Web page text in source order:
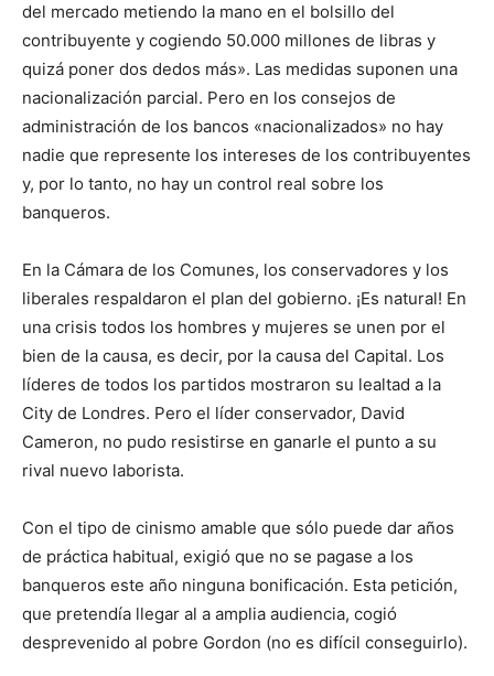
del mercado metiendo la mano en el bolsillo del
contribuyente y cogiendo 50.000 millones de libras y
quizá poner dos dedos más». Las medidas suponen una
nacionalización parcial. Pero en los consejos de
administración de los bancos «nacionalizados» no hay
nadie que represente los intereses de los contribuyentes
y, por lo tanto, no hay un control real sobre los
banqueros.
En la Cámara de los Comunes, los conservadores y los
liberales respaldaron el plan del gobierno. ¡Es natural! En
una crisis todos los hombres y mujeres se unen por el
bien de la causa, es decir, por la causa del Capital. Los
líderes de todos los partidos mostraron su lealtad a la
City de Londres. Pero el líder conservador, David
Cameron, no pudo resistirse en ganarle el punto a su
rival nuevo laborista.
Con el tipo de cinismo amable que sólo puede dar años
de práctica habitual, exigió que no se pagase a los
banqueros este año ninguna bonificación. Esta petición,
que pretendía llegar al a amplia audiencia, cogió
desprevenido al pobre Gordon (no es difícil conseguirlo).